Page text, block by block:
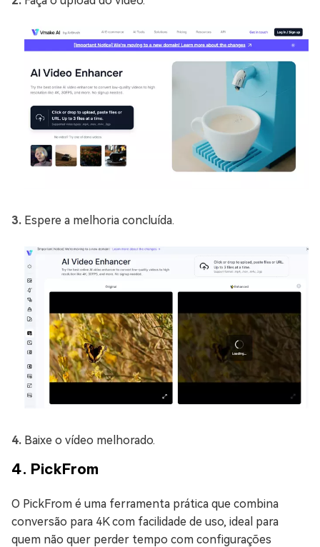
Espere a melhoria concluída.
Baixe o vídeo melhorado.
4. PickFrom
O PickFrom é uma ferramenta prática que combina
conversão para 4K com facilidade de uso, ideal para
quem não quer perder tempo com configurações